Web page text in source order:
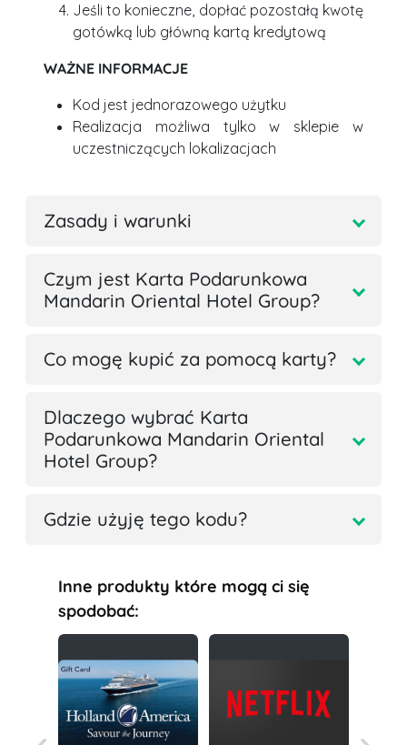
Jeśli to konieczne, dopłać pozostałą kwotę
gotówką lub główną kartą kredytową
WAŻNE INFORMACJE
Kod jest jednorazowego użytku
Realizacja możliwa tylko w sklepie w
uczestniczących lokalizacjach
Zasady i warunki
Czym jest Karta Podarunkowa
Mandarin Oriental Hotel Group?
Co mogę kupić za pomocą karty?
Dlaczego wybrać Karta
Podarunkowa Mandarin Oriental
Hotel Group?
Gdzie użyję tego kodu?
Inne produkty które mogą ci się
spodobać: